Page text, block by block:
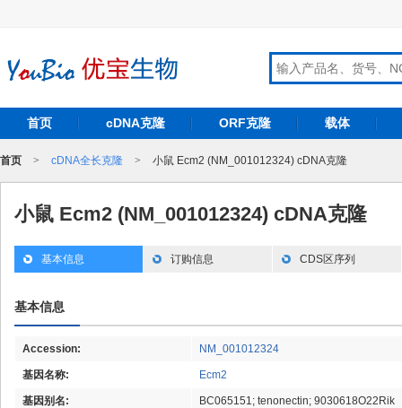
首页 cDNA克隆 ORF克隆 载体
首页 > cDNA全长克隆 > 小鼠 Ecm2 (NM_001012324) cDNA克隆
小鼠 Ecm2 (NM_001012324) cDNA克隆
基本信息 订购信息 CDS区序列
基本信息
Accession: NM_001012324
基因名称: Ecm2
基因别名: BC065151; tenonectin; 9030618O22Rik